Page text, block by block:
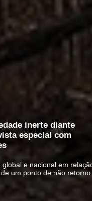
inerte diante
especial com
e nacional em
um ponto de não retorno